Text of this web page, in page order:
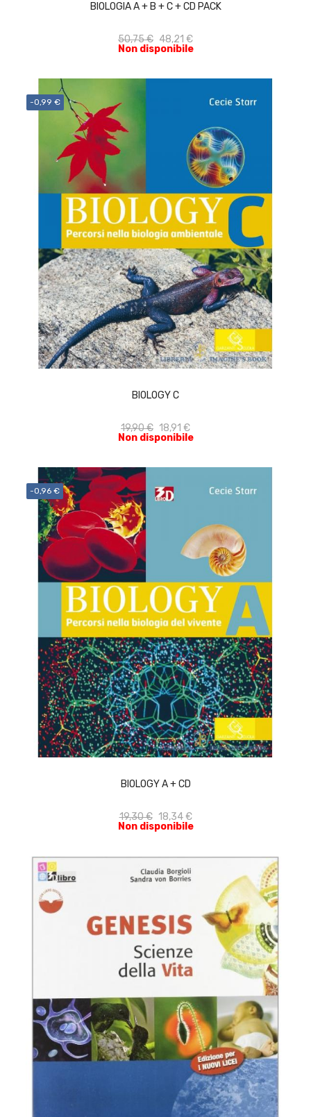
BIOLOGIA A + B + C + CD PACK
50,75 € 48,21 €
Non disponibile
-0,99 €
BIOLOGY C
19,90 € 18,91 €
Non disponibile
ACQUISTA
-0,96 €
BIOLOGY A + CD
19,30 € 18,34 €
Non disponibile
ACQUISTA